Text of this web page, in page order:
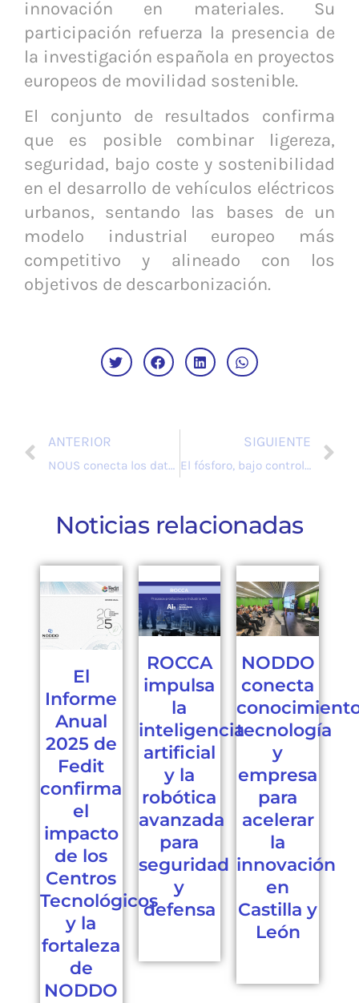
innovación en materiales. Su
participación refuerza la presencia de
la investigación española en proyectos
europeos de movilidad sostenible.
El conjunto de resultados confirma
que es posible combinar ligereza,
seguridad, bajo coste y sostenibilidad
en el desarrollo de vehículos eléctricos
urbanos, sentando las bases de un
modelo industrial europeo más
competitivo y alineado con los
objetivos de descarbonización.
ANTERIOR
NOUS conecta los datos, del sensor al superordenador.
SIGUIENTE
El fósforo, bajo control Phos4Cycle
Noticias relacionadas
El
Informe
Anual
2025 de
Fedit
confirma
el
impacto
de los
Centros
Tecnológicos
y la
fortaleza
de
NODDO
ROCCA
impulsa
la
inteligencia
artificial
y la
robótica
avanzada
para
seguridad
y
defensa
NODDO
conecta
tecnología
y
empresa
para
acelerar
la
innovación
en
Castilla y
León